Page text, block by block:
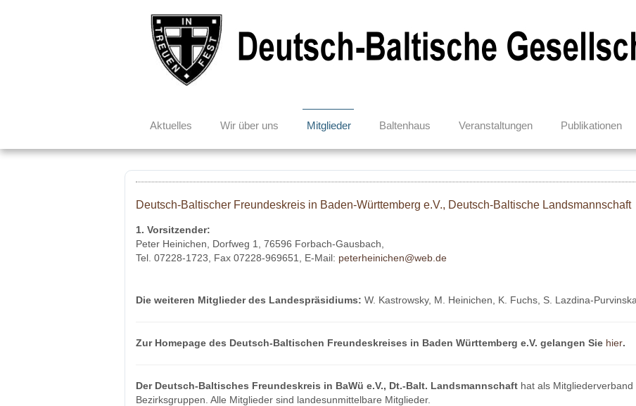
Aktuelles Wir über uns Mitglieder Baltenhaus Veranstaltungen Publikationen
Deutsch-Baltischer Freundeskreis in Baden-Württemberg e.V., Deutsch-Baltische Landsmannschaft
1. Vorsitzender:
Peter Heinichen, Dorfweg 1, 76596 Forbach-Gausbach,
Tel. 07228-1723, Fax 07228-969651, E-Mail: peterheinichen@web.de
Die weiteren Mitglieder des Landespräsidiums: W. Kastrowsky, M. Heinichen, K. Fuchs, S. Lazdina-
Zur Homepage des Deutsch-Baltischen Freundeskreises in Baden Württemberg e.V. gelangen Sie hier.
Der Deutsch-Baltisches Freundeskreis in BaWü e.V., Dt.-Balt. Landsmannschaft hat als
Bezirksgruppen. Alle Mitglieder sind landesunmittelbare Mitglieder.